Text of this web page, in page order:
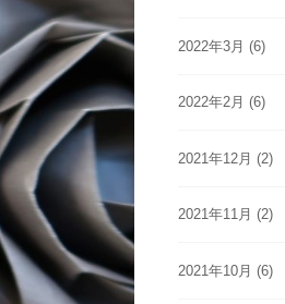
2022年3月 (6)
2022年2月 (6)
2021年12月 (2)
2021年11月 (2)
2021年10月 (6)